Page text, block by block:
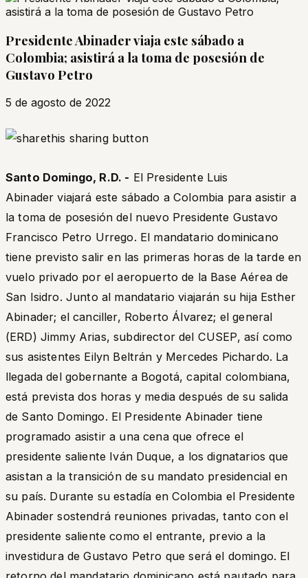
Presidente Abinader viaja este sábado a
Colombia; asistirá a la toma de posesión de
Gustavo Petro
5 de agosto de 2022
Santo Domingo, R.D. - El Presidente Luis
Abinader viajará este sábado a Colombia para asistir a
la toma de posesión del nuevo Presidente Gustavo
Francisco Petro Urrego. El mandatario dominicano
tiene previsto salir en las primeras horas de la tarde en
vuelo privado por el aeropuerto de la Base Aérea de
San Isidro. Junto al mandatario viajarán su hija Esther
Abinader; el canciller, Roberto Álvarez; el general
(ERD) Jimmy Arias, subdirector del CUSEP, así como
sus asistentes Eilyn Beltrán y Mercedes Pichardo. La
llegada del gobernante a Bogotá, capital colombiana,
está prevista dos horas y media después de su salida
de Santo Domingo. El Presidente Abinader tiene
programado asistir a una cena que ofrece el
presidente saliente Iván Duque, a los dignatarios que
asistan a la transición de su mandato presidencial en
su país. Durante su estadía en Colombia el Presidente
Abinader sostendrá reuniones privadas, tanto con el
presidente saliente como el entrante, previo a la
investidura de Gustavo Petro que será el domingo. El